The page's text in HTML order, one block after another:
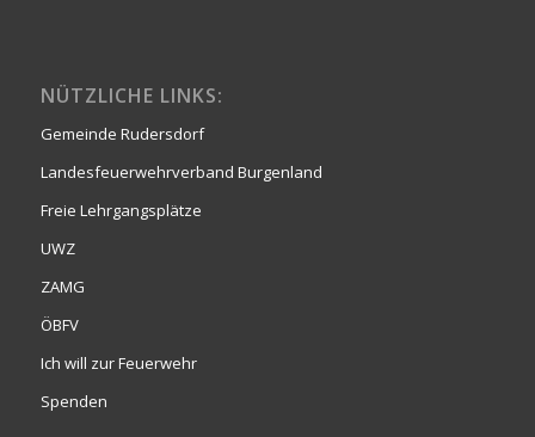
NÜTZLICHE LINKS:
Gemeinde Rudersdorf
Landesfeuerwehrverband Burgenland
Freie Lehrgangsplätze
UWZ
ZAMG
ÖBFV
Ich will zur Feuerwehr
Spenden